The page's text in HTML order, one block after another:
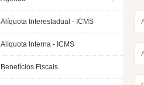
Alíquota Interestadual - ICMS
Alíquota Interna - ICMS
Benefícios Fiscais